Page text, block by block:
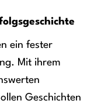
ein fester
Mit ihrem
Geschichten